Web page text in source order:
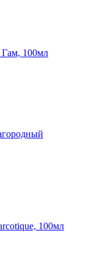
Гам, 100мл
100мл